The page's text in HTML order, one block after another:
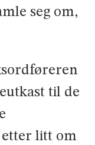
seg om,
til de
litt om